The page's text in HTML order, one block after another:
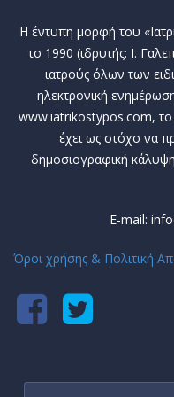
Η έντυπη μορφή του
το 1990 (ιδρυτής: Ι.
ιατρούς όλων των
ηλεκτρονική
www.iatrikostypos.com, το
έχει ως στόχο να
δημοσιογραφική
E-mail:
Όροι χρήσης & Πολιτική